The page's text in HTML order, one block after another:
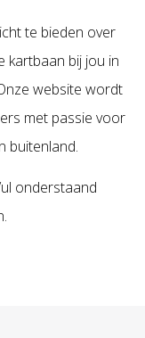
te bieden over
kartbaan bij jou in
website wordt
met passie voor
buitenland.
onderstaand